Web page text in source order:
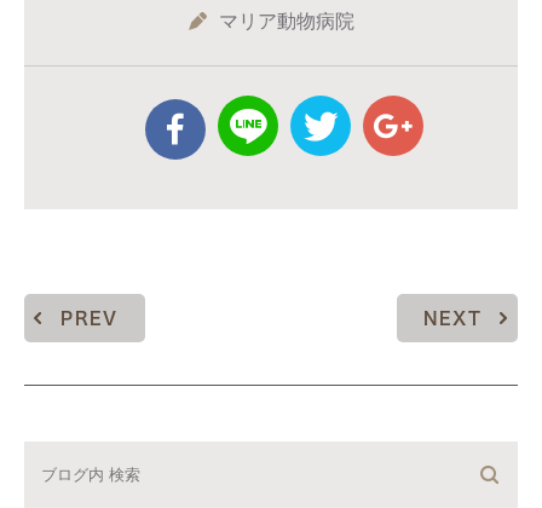
マリア動物病院
PREV NEXT